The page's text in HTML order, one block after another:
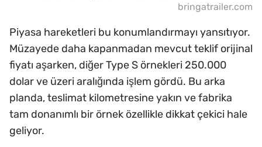
bringatrailer.com
Piyasa hareketleri bu konumlandırmayı yansıtıyor.
Müzayede daha kapanmadan mevcut teklif orijinal
fiyatı aşarken, diğer Type S örnekleri 250.000
dolar ve üzeri aralığında işlem gördü. Bu arka
planda, teslimat kilometresine yakın ve fabrika
tam donanımlı bir örnek özellikle dikkat çekici hale
geliyor.